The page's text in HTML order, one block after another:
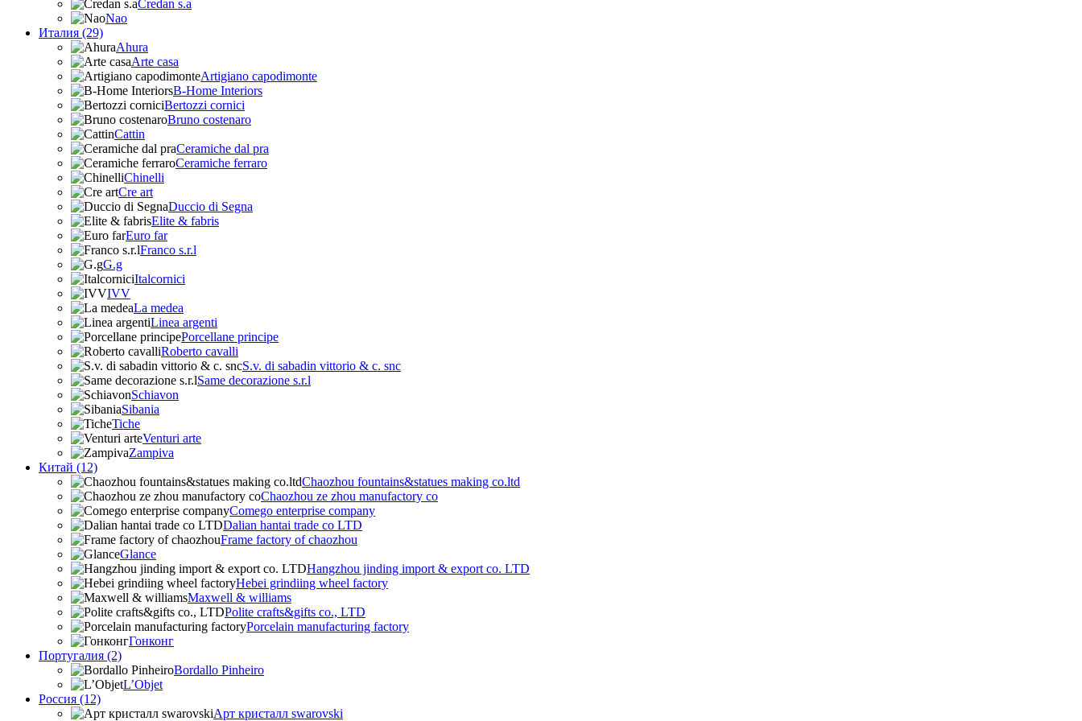
Credan s.a
Nao
Италия (29)
Ahura
Arte casa
Artigiano capodimonte
B-Home Interiors
Bertozzi cornici
Bruno costenaro
Cattin
Ceramiche dal pra
Ceramiche ferraro
Chinelli
Cre art
Duccio di Segna
Elite & fabris
Euro far
Franco s.r.l
G.g
Italcornici
IVV
La medea
Linea argenti
Porcellane principe
Roberto cavalli
S.v. di sabadin vittorio & c. snc
Same decorazione s.r.l
Schiavon
Sibania
Tiche
Venturi arte
Zampiva
Китай (12)
Chaozhou fountains&statues making co.ltd
Chaozhou ze zhou manufactory co
Comego enterprise company
Dalian hantai trade co LTD
Frame factory of chaozhou
Glance
Hangzhou jinding import & export co. LTD
Hebei grindiing wheel factory
Maxwell & williams
Polite crafts&gifts co., LTD
Porcelain manufacturing factory
Гонконг
Португалия (2)
Bordallo Pinheiro
L’Objet
Россия (12)
Арт кристалл swarovski